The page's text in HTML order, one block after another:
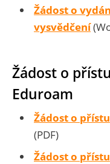
Žádost o
vysvědčení
Žádost o
Eduroam
Žádost o
(PDF)
Žádost o